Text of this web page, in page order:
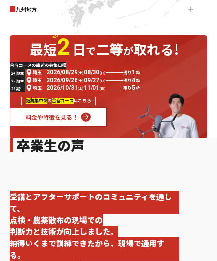
九州地方
最短2 日で二等が取れる!
合宿コースの直近の募集日程
24 期生 埼玉 2026/08/29(土) 08/30(日) 残り1 枠
25 期生 埼玉 2026/09/26(土) 09/27(日) 残り4枠
26 期生 埼玉 2026/10/31 (土) 11/01 (日) 残り5枠
短期集中型の合宿コースはこちら！
料金や特徴を見る！
卒業生の声
受講とアフターサポートのコミュニティを通し
て、
点検・農薬散布の現場での
判断力と技術が向上しました。
納得いくまで訓練できたから、現場で通用す
る。